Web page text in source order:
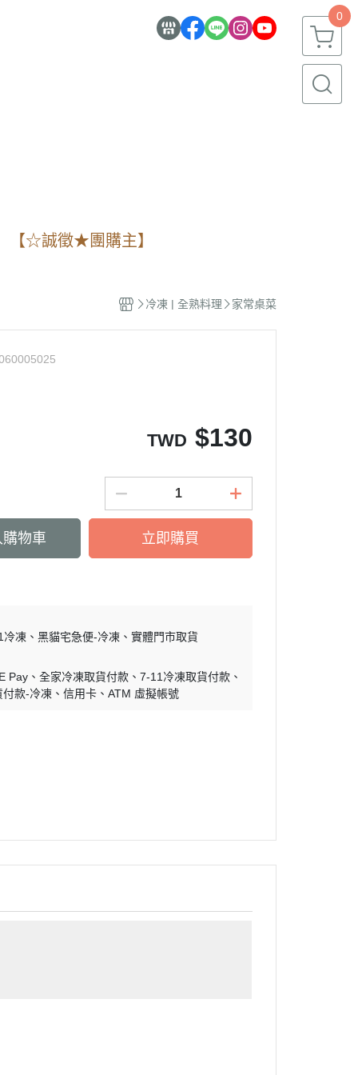
0
【☆誠徵★團購主】
冷凍 | 全熟料理 家常桌菜
TWD $130
購物車 立即購買
冷凍 黑貓宅急便-冷凍
實體門市取貨
Pay 全家冷凍取貨付款
7-11冷凍取貨付款
付款-冷凍
信用卡 ATM 虛擬帳號